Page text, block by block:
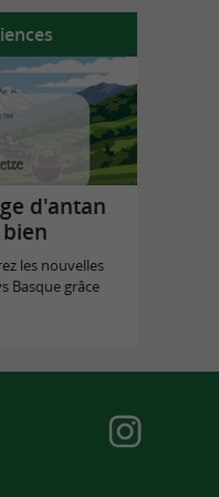
d'antan
les nouvelles
Basque grâce